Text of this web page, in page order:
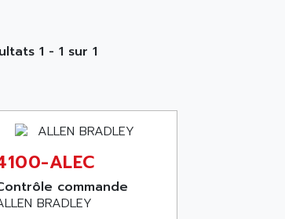
1 - 1 sur 1
ALEC
commande
BRADLEY